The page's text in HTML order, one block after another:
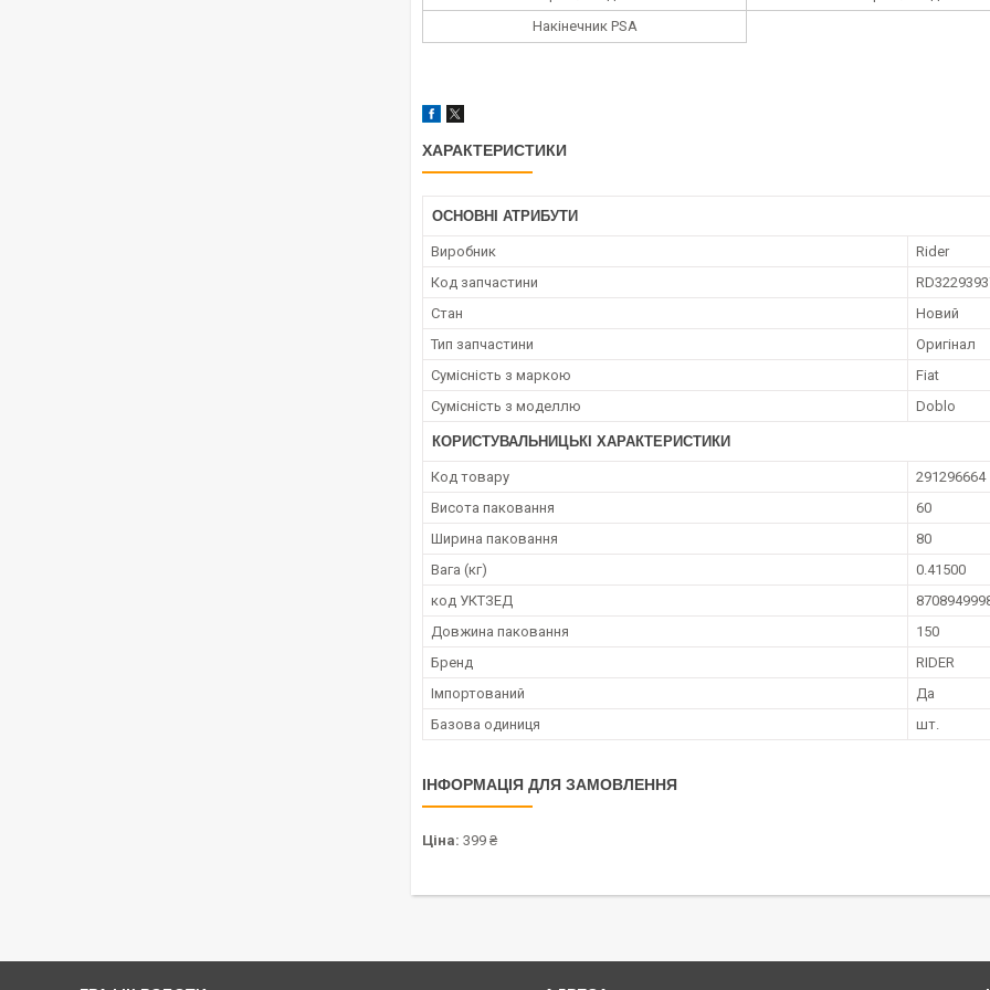
Накінечник PSA
ХАРАКТЕРИСТИКИ
ОСНОВНІ АТРИБУТИ
Виробник
Rider
Код запчастини
Стан
Новий
Тип запчастини
Оригінал
Сумісність з маркою
Fiat
Сумісність з моделлю
Doblo
КОРИСТУВАЛЬНИЦЬКІ ХАРАКТЕРИСТИКИ
Код товару
291296664
Висота паковання
60
Ширина паковання
80
Вага (кг)
0.41500
код УКТЗЕД
Довжина паковання
150
Бренд
RIDER
Імпортований
Да
Базова одиниця
шт.
ІНФОРМАЦІЯ ДЛЯ ЗАМОВЛЕННЯ
Ціна: 399 ₴